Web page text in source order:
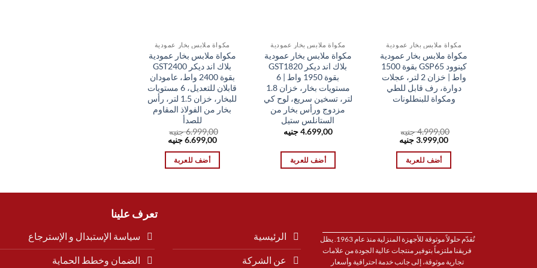
مكواة ملابس بخار عمودية
مكواة ملابس بخار عمودية
كينوود GSP65 بقوة 1500
واط | خزان 2 لتر، عجلات
دوارة، رف قابل للطي
ومكواة للبنطلونات
4.999,00جنيه
السعر
الأصلي
هو:
4.999,00 EGP.
3.999,00جنيهالسعر
هو:
أضف للعربة
مكواة ملابس بخار عمودية
مكواة ملابس بخار عمودية
بلاك اند ديكر GST1820
بقوة 1950 واط | 6
مستويات بخار، خزان 1.8
لتر، تسخين سريع، لوح كي
مزدوج ورأس بخار من
الستانلس ستيل
4.699,00جنيه
أضف للعربة
مكواة ملابس بخار عمودية
مكواة ملابس بخار عمودية
بلاك اند ديكر GST2400
بقوة 2400 واط، عامودان
قابلان للتعديل، 6 مستويات
للبخار، خزان 1.5 لتر، رأس
بخار من الفولاذ المقاوم
للصدأ
6.999,00جنيه
السعر
الأصلي
هو:
6.999,00 EGP.
6.699,00جنيه
هو:
أضف للعربة
نُقدّم حلولاً موثوقة للأجهزة المنزلية منذ عام 1963. يظل
فريقنا ملتزماً بتوفير منتجات عالية الجودة من علامات
تجارية موثوقة، إلى جانب خدمة احترافية وأسعار
تعرف علينا
الرئيسية
عن الشركة
سياسة الإستبدال و الإسترجاع
الضمان وخطط الحماية